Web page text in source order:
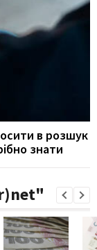
в розшук
знати